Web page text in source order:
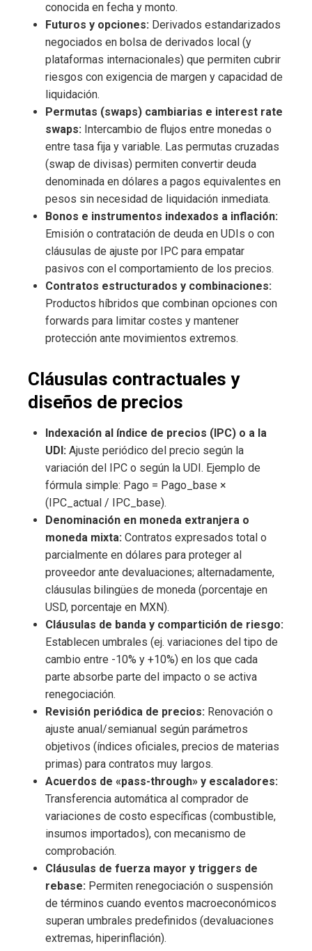
conocida en fecha y monto.
Futuros y opciones: Derivados estandarizados
negociados en bolsa de derivados local (y
plataformas internacionales) que permiten cubrir
riesgos con exigencia de margen y capacidad de
liquidación.
Permutas (swaps) cambiarias e interest rate
swaps: Intercambio de flujos entre monedas o
entre tasa fija y variable. Las permutas cruzadas
(swap de divisas) permiten convertir deuda
denominada en dólares a pagos equivalentes en
pesos sin necesidad de liquidación inmediata.
Bonos e instrumentos indexados a inflación:
Emisión o contratación de deuda en UDIs o con
cláusulas de ajuste por IPC para empatar
pasivos con el comportamiento de los precios.
Contratos estructurados y combinaciones:
Productos híbridos que combinan opciones con
forwards para limitar costes y mantener
protección ante movimientos extremos.
Cláusulas contractuales y
diseños de precios
Indexación al índice de precios (IPC) o a la
UDI: Ajuste periódico del precio según la
variación del IPC o según la UDI. Ejemplo de
fórmula simple: Pago = Pago_base ×
(IPC_actual / IPC_base).
Denominación en moneda extranjera o
moneda mixta: Contratos expresados total o
parcialmente en dólares para proteger al
proveedor ante devaluaciones; alternadamente,
cláusulas bilingües de moneda (porcentaje en
USD, porcentaje en MXN).
Cláusulas de banda y compartición de riesgo:
Establecen umbrales (ej. variaciones del tipo de
cambio entre -10% y +10%) en los que cada
parte absorbe parte del impacto o se activa
renegociación.
Revisión periódica de precios: Renovación o
ajuste anual/semianual según parámetros
objetivos (índices oficiales, precios de materias
primas) para contratos muy largos.
Acuerdos de «pass-through» y escaladores:
Transferencia automática al comprador de
variaciones de costo específicas (combustible,
insumos importados), con mecanismo de
comprobación.
Cláusulas de fuerza mayor y triggers de
rebase: Permiten renegociación o suspensión
de términos cuando eventos macroeconómicos
superan umbrales predefinidos (devaluaciones
extremas, hiperinflación).